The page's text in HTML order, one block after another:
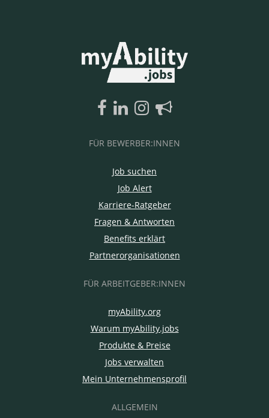
FÜR BEWERBER:INNEN
Job suchen
Job Alert
Karriere-Ratgeber
Fragen & Antworten
Benefits erklärt
Partnerorganisationen
FÜR ARBEITGEBER:INNEN
myAbility.org
Warum myAbility.jobs
Produkte & Preise
Jobs verwalten
Mein Unternehmensprofil
ALLGEMEIN